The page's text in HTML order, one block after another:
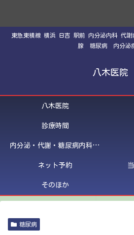
東急東横線 横浜 日吉 駅前 内分泌内科 代
腺 糖尿病 内分泌
八木医院
八木医院
診療時間
内分泌・代謝・糖尿病内科医紹介
ネット予約
そのほか
糖尿病